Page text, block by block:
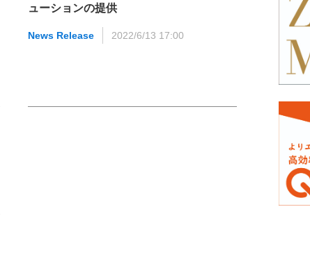
ューションの提供
News Release 2022/6/13 17:00